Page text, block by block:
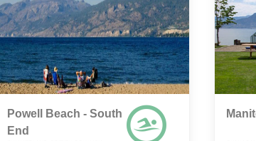
Powell Beach - South
End